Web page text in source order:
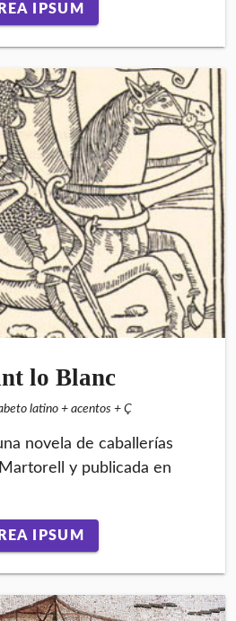
IPSUM
lo Blanc
latino + acentos + Ç
novela de caballerías
y publicada en
IPSUM